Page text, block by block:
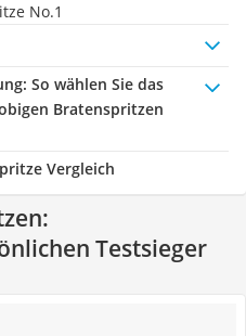
No.1
: So wählen Sie das
Bratenspritzen
Vergleich
Testsieger